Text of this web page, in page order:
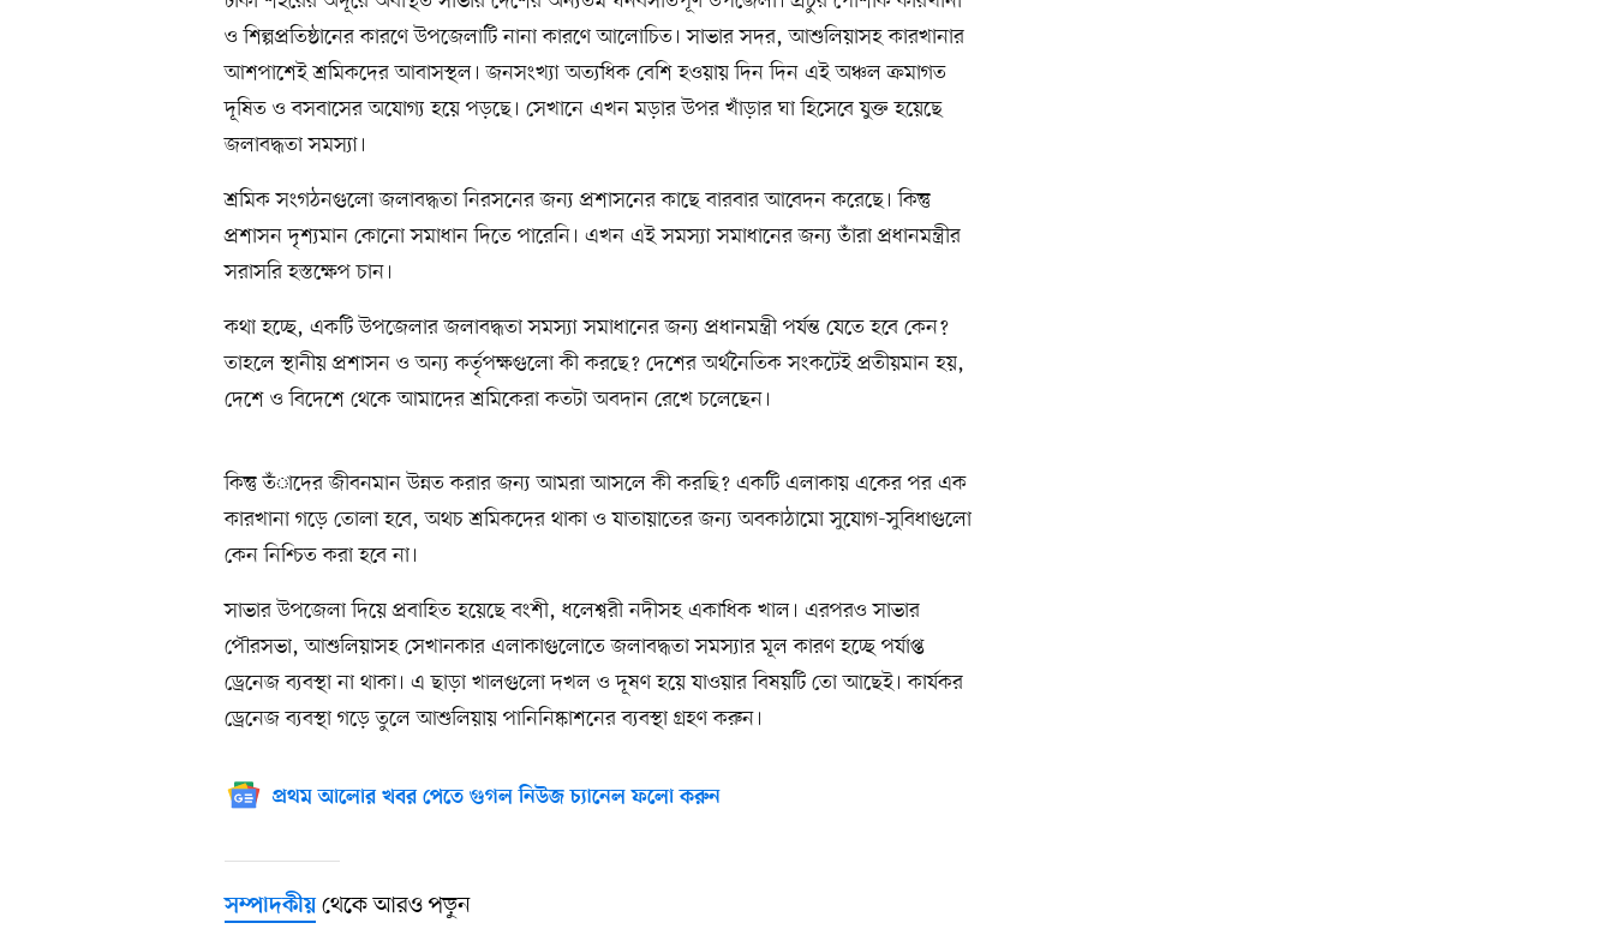
ও শিল্পপ্রতিষ্ঠানের কারণে উপজেলাটি নানা কারণে আলোচিত। সাভার সদর, আশুলিয়াসহ কারখানার
আশপাশেই শ্রমিকদের আবাসস্থল। জনসংখ্যা অত্যধিক বেশি হওয়ায় দিন দিন এই অঞ্চল ক্রমাগত
দূষিত ও বসবাসের অযোগ্য হয়ে পড়ছে। সেখানে এখন মড়ার উপর খাঁড়ার ঘা হিসেবে যুক্ত হয়েছে
জলাবদ্ধতা সমস্যা।
শ্রমিক সংগঠনগুলো জলাবদ্ধতা নিরসনের জন্য প্রশাসনের কাছে বারবার আবেদন করেছে। কিন্তু
প্রশাসন দৃশ্যমান কোনো সমাধান দিতে পারেনি। এখন এই সমস্যা সমাধানের জন্য তাঁরা প্রধানমন্ত্রীর
সরাসরি হস্তক্ষেপ চান।
কথা হচ্ছে, একটি উপজেলার জলাবদ্ধতা সমস্যা সমাধানের জন্য প্রধানমন্ত্রী পর্যন্ত যেতে হবে কেন?
তাহলে স্থানীয় প্রশাসন ও অন্য কর্তৃপক্ষগুলো কী করছে? দেশের অর্থনৈতিক সংকটেই প্রতীয়মান হয়,
দেশে ও বিদেশে থেকে আমাদের শ্রমিকেরা কতটা অবদান রেখে চলেছেন।
কিন্তু তঁাদের জীবনমান উন্নত করার জন্য আমরা আসলে কী করছি? একটি এলাকায় একের পর এক
কারখানা গড়ে তোলা হবে, অথচ শ্রমিকদের থাকা ও যাতায়াতের জন্য অবকাঠামো সুযোগ-সুবিধাগুলো
কেন নিশ্চিত করা হবে না।
সাভার উপজেলা দিয়ে প্রবাহিত হয়েছে বংশী, ধলেশ্বরী নদীসহ একাধিক খাল। এরপরও সাভার
পৌরসভা, আশুলিয়াসহ সেখানকার এলাকাগুলোতে জলাবদ্ধতা সমস্যার মূল কারণ হচ্ছে পর্যাপ্ত
ড্রেনেজ ব্যবস্থা না থাকা। এ ছাড়া খালগুলো দখল ও দূষণ হয়ে যাওয়ার বিষয়টি তো আছেই। কার্যকর
ড্রেনেজ ব্যবস্থা গড়ে তুলে আশুলিয়ায় পানিনিষ্কাশনের ব্যবস্থা গ্রহণ করুন।
প্রথম আলোর খবর পেতে গুগল নিউজ চ্যানেল ফলো করুন
সম্পাদকীয়থেকে আরও পড়ুন